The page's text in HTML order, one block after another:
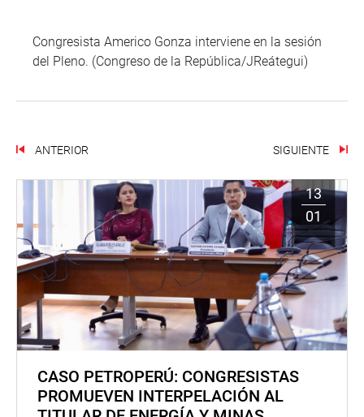
Congresista Americo Gonza interviene en la sesión
del Pleno. (Congreso de la República/JReátegui)
ANTERIOR SIGUIENTE
13
01
CASO PETROPERÚ: CONGRESISTAS
PROMUEVEN INTERPELACIÓN AL